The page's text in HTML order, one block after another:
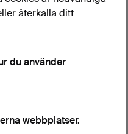
Visa lösenord i klartext.
(frivilligt)
återkalla ditt
du använder
webbplatser.